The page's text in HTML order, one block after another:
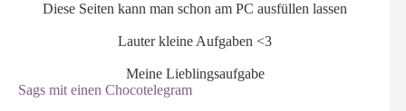
Diese Seiten kann man schon am PC ausfüllen lassen
Lauter kleine Aufgaben <3
Meine Lieblingsaufgabe
Sags mit einen Chocotelegram